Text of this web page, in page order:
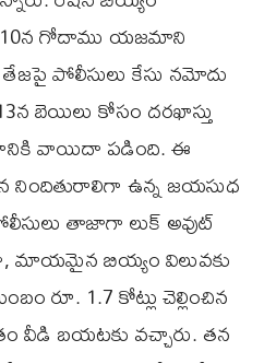
గోదాము యజమాని
పోలీసులు కేసు నమోదు
బెయిలు కోసం దరఖాస్తు
వాయిదా పడింది. ఈ
నిందితురాలిగా ఉన్న జయసుధ
తాజాగా లుక్ అవుట్
మాయమైన బియ్యం విలువకు
రూ. 1.7 కోట్లు చెల్లించిన
వీడి బయటకు వచ్చారు. తన